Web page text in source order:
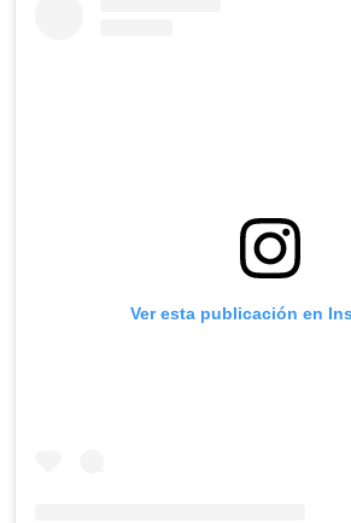
Ver esta publicación en